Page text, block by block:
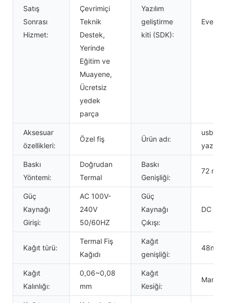
Satış
Sonrası
Hizmet:
Çevrimiçi
Teknik
Destek,
Yerinde
Eğitim ve
Muayene,
Ücretsiz
yedek
parça
Yazılım
geliştirme
kiti (SDK):
Evet
Aksesuar
özellikleri:
Özel fiş Ürün adı:
usb
Baskı
Yöntemi:
Doğrudan
Termal
Baskı
Genişliği:
72 mm
Güç
Kaynağı
Girişi:
AC 100V-
240V
50/60HZ
Güç
Kaynağı
Çıkışı:
DC
Kağıt türü:
Termal Fiş
Kağıdı
Kağıt
genişliği:
Kağıt
Kalınlığı:
0,06~0,08
mm
Kağıt
Kesiği: